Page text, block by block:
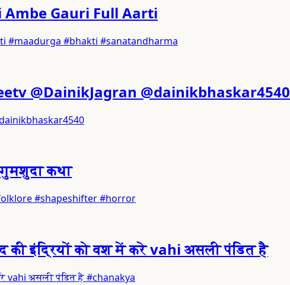
Ambe Gauri Full Aarti
#maadurga #bhakti #sanatandharma
@DainikJagran @dainikbhaskar4540
गुमशुदा कथा
#shapeshifter #horror
इंद्रियों को वश में करे vahi असली पंडित है
vahi असली पंडित है #chanakya